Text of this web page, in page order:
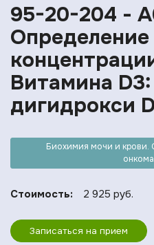
95-20-204 -
Определение
Витамина
дигидрокси
Биохимия мочи и
Стоимость: 2 925 руб.
Записаться на прием